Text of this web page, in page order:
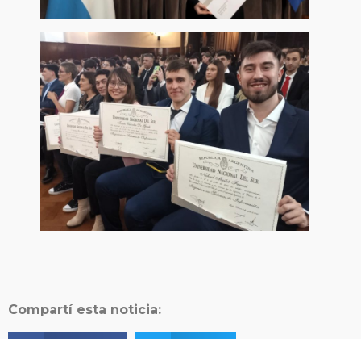
Compartí esta noticia: